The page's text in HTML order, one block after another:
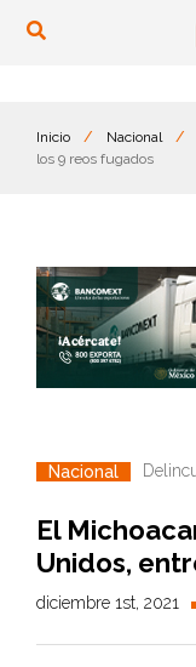
Inicio / Nacional /
los 9 reos fugados
Nacional
El
Unidos,
diciembre 1st, 2021